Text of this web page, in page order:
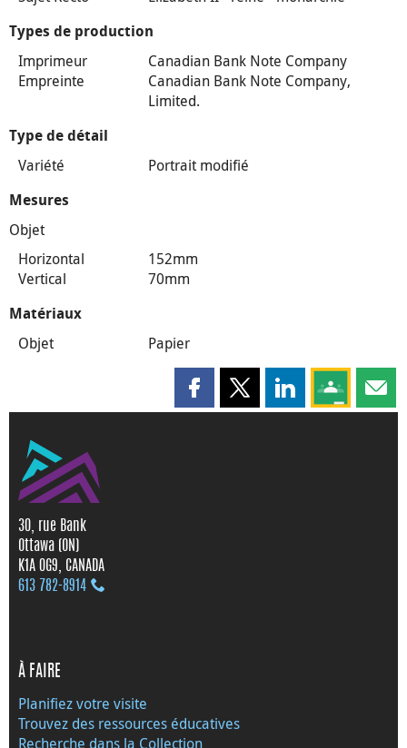
Types de production
Imprimeur
Canadian Bank Note Company
Empreinte
Canadian Bank Note Company,
Limited.
Type de détail
Variété Portrait modifié
Mesures
Objet
Horizontal
152mm
Vertical
70mm
Matériaux
Objet Papier
Partager cette page sur
Partager cette page sur X
Partager cette
Partagez
30, rue Bank
Ottawa (ON)
K1A 0G9, CANADA
613 782‑8914
À FAIRE
Planifiez votre visite
Trouvez des ressources éducatives
Recherche dans la Collection